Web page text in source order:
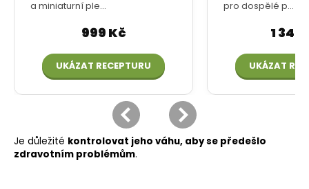
Je důležité kontrolovat jeho váhu, aby se předešlo
zdravotním problémům.